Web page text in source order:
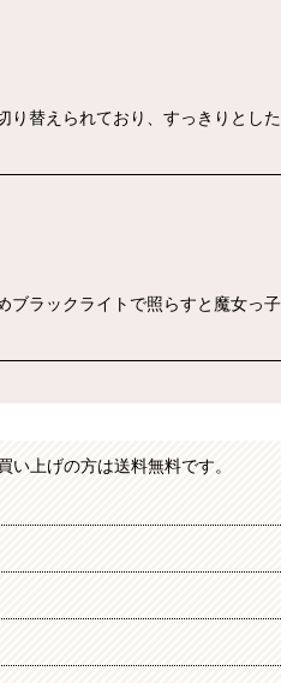
替えられており、すっきりとし
ラックライトで照らすと魔女っ
上げの方は送料無料です。